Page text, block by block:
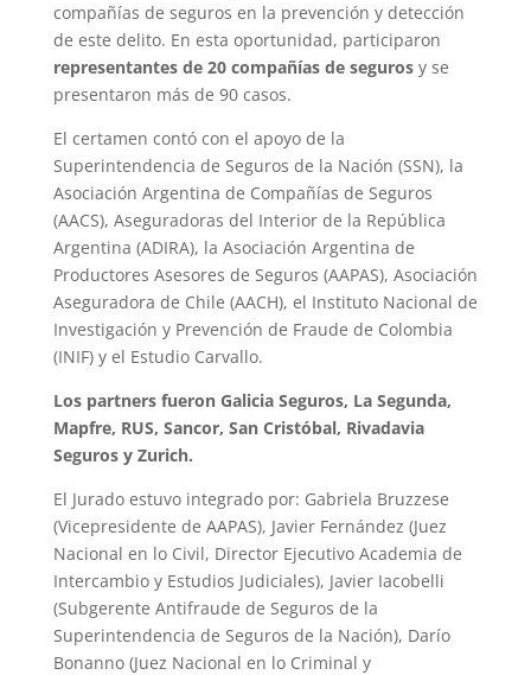
compañías de seguros en la prevención y detección
de este delito. En esta oportunidad, participaron
representantes de 20 compañías de segurosy se
presentaron más de 90 casos.
El certamen contó con el apoyo de la
Superintendencia de Seguros de la Nación (SSN), la
Asociación Argentina de Compañías de Seguros
(AACS), Aseguradoras del Interior de la República
Argentina (ADIRA), la Asociación Argentina de
Productores Asesores de Seguros (AAPAS), Asociación
Aseguradora de Chile (AACH), el Instituto Nacional de
Investigación y Prevención de Fraude de Colombia
(INIF) y el Estudio Carvallo.
Los partners fueron Galicia Seguros, La Segunda,
Mapfre, RUS, Sancor, San Cristóbal, Rivadavia
Seguros y Zurich.
El Jurado estuvo integrado por: Gabriela Bruzzese
(Vicepresidente de AAPAS), Javier Fernández (Juez
Nacional en lo Civil, Director Ejecutivo Academia de
Intercambio y Estudios Judiciales), Javier Iacobelli
(Subgerente Antifraude de Seguros de la
Superintendencia de Seguros de la Nación), Darío
Bonanno (Juez Nacional en lo Criminal y